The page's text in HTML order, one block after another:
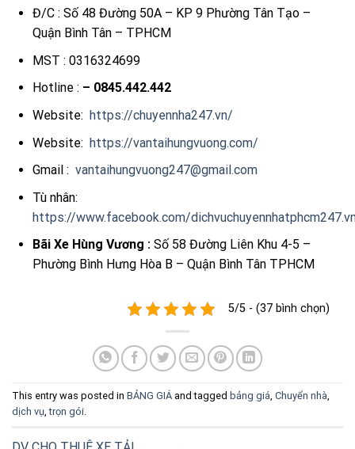
Đ/C : Số 48 Đường 50A – KP 9 Phường Tân Tạo –
Quận Bình Tân – TPHCM
MST : 0316324699
Hotline : – 0845.442.442
Website: https://chuyennha247.vn/
Website: https://vantaihungvuong.com/
Gmail : vantaihungvuong247@gmail.com
Tù nhân:
https://www.facebook.com/
Bãi Xe Hùng Vương :Số 58 Đường Liên Khu 4-5 –
Phường Bình Hưng Hòa B – Quận Bình Tân TPHCM
5/5 - (37 bình chọn)
This entry was posted in BẢNG GIÁ and tagged bảng giá Chuyển nhà
dịch vụ ,trọn gói